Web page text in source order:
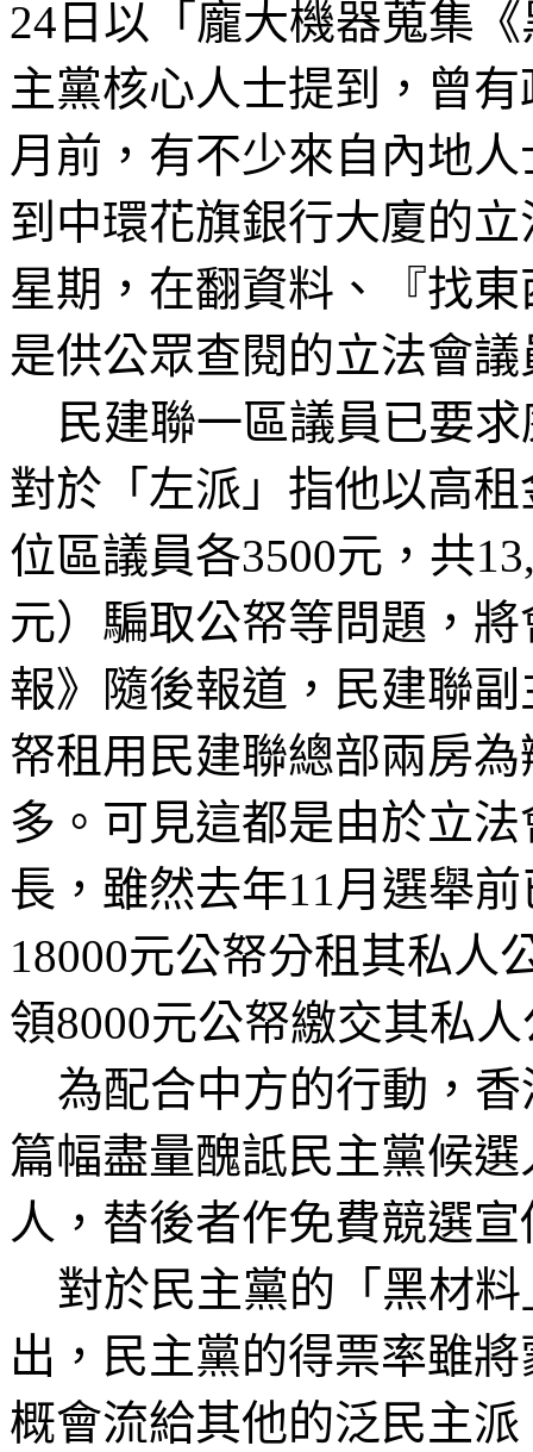
24 日以「龐大機器蒐集
主黨核心人士提到，曾
月前，有不少來自內地
到中環花旗銀行大廈的
星期，在翻資料、『找
是供公眾查閱的立法會
民建聯一區議員已要
對於「左派」指他以高
位區議員各3500元，共
元）騙取公帑等問題，
報》隨後報道，民建聯
帑租用民建聯總部兩房
多。可見這都是由於立
長，雖然去年11月選舉
18000元公帑分租其私人
領8000元公帑繳交其私
為配合中方的行動，
篇幅盡量醜詆民主黨候
人，替後者作免費競選宣
對於民主黨的「黑材
出 ，民主黨的得票率雖
概會流給其他的泛民主派